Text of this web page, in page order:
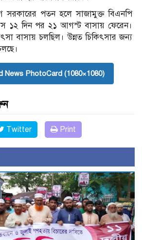
পতন হলে সাজামুক্ত বিএনপি
১২ দিন পর ২১ আগস্ট বাসায় ফেরেন।
বাসায় চলছিল। উন্নত চিকিৎসার জন্য
News PhotoCard (1080×1080)
Twitter Print